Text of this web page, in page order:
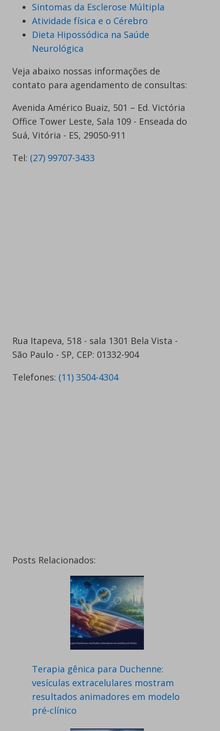
Sintomas da Esclerose Múltipla
Atividade física e o Cérebro
Dieta Hipossódica na Saúde
Neurológica
Veja abaixo nossas informações de
contato para agendamento de consultas:
Avenida Américo Buaiz, 501 – Ed. Victória
Office Tower Leste, Sala 109 - Enseada do
Suá, Vitória - ES, 29050-911
Tel: (27) 99707-3433
Rua Itapeva, 518 - sala 1301 Bela Vista -
São Paulo - SP, CEP: 01332-904
Telefones: (11) 3504-4304
Posts Relacionados:
Terapia gênica para Duchenne:
vesículas extracelulares mostram
resultados animadores em modelo
pré-clínico